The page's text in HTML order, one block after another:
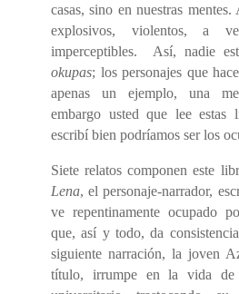
casas, sino en nuestras
explosivos, violentos, a
imperceptibles.
Así, nadie
okupas; los personajes que
apenas un ejemplo, una
embargo usted que lee
escribí bien podríamos ser los
Siete relatos componen este
Lena, el personaje-narrador,
ve repentinamente ocupado
que, así y todo, da
siguiente narración, la joven
título, irrumpe en la vida de